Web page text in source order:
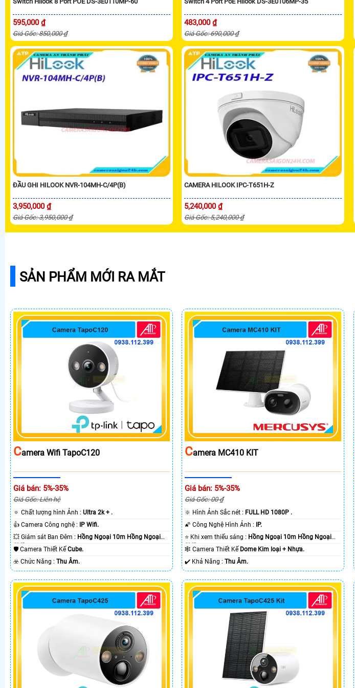
595,000 ₫
Giá Gốc: 850,000 ₫
483,000 ₫
Giá Gốc: 690,000 ₫
ĐẦU GHI HILOOK NVR-104MH-C/4P(B)
3,950,000 ₫
Giá Gốc: 3,950,000 ₫
CAMERA HILOOK IPC-T651H-Z
5,240,000 ₫
Giá Gốc: 5,240,000 ₫
SẢN PHẨM MỚI RA MẮT
CAmera Wifi TapoC120
Giá bán: 5%-35%
Giá Gốc: Liên hệ
🔅 Chất lượng hình Ảnh : Ultra 2k + .
👍 Camera Công nghệ :
IP Wifi.
💥 Giám sát Ban Đêm : Hồng Ngoại 10m Hồng Ngoại
SMD.🛡 Camera Thiết Kế Cube.
️☣️ Chức Năng : Thu Âm.
CAmera MC410 KIT
Giá bán: 5%-35%
Giá Gốc: 00 ₫
🔆 Hình Ảnh Sắc nét : FULL HD 1080P .
🌠 Công Nghệ Hình Ảnh :
IP.
⭐ Khi xem thiếu sáng : Hồng Ngoại 10m Hồng Ngoại
SMD.🕸️ Camera Thiết Kế Dome Kim loại + Nhựa.
️✔️ Khả Năng :Thu Âm.